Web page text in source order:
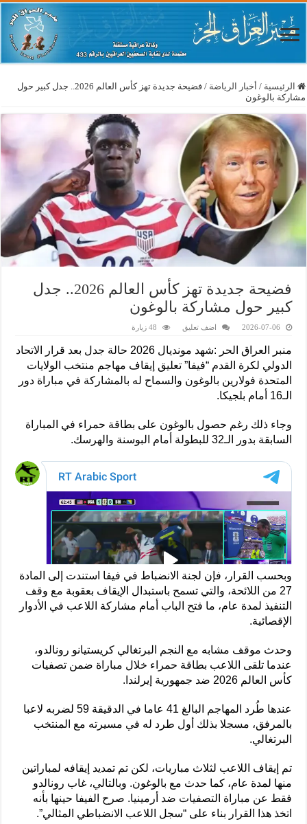
الرئيسية / أخبار الرياضة /
فضيحة جديدة تهز كأس العالم 2026.. جدل كبير حول
مشاركة بالوغون
فضيحة جديدة تهز كأس العالم 2026.. جدل
كبير حول مشاركة بالوغون
2026-07-06 اضف تعليق 48 زيارة
منبر العراق الحر :شهد مونديال 2026 حالة جدل بعد قرار الاتحاد
الدولي لكرة القدم “فيفا” تعليق إيقاف مهاجم منتخب الولايات
المتحدة فولارين بالوغون والسماح له بالمشاركة في مباراة دور
الـ16 أمام بلجيكا.
وجاء ذلك رغم حصول بالوغون على بطاقة حمراء في المباراة
السابقة بدور الـ32 للبطولة أمام البوسنة والهرسك.
وبحسب القرار، فإن لجنة الانضباط في فيفا استندت إلى المادة
27 من اللائحة، والتي تسمح باستبدال الإيقاف بعقوبة مع وقف
التنفيذ لمدة عام، ما فتح الباب أمام مشاركة اللاعب في الأدوار
الإقصائية.
وحدث موقف مشابه مع النجم البرتغالي كريستيانو رونالدو،
عندما تلقى اللاعب بطاقة حمراء خلال مباراة ضمن تصفيات
كأس العالم 2026 ضد جمهورية إيرلندا.
عندها طُرد المهاجم البالغ 41 عاما في الدقيقة 59 لضربه لاعبا
بالمرفق، مسجلا بذلك أول طرد له في مسيرته مع المنتخب
البرتغالي.
تم إيقاف اللاعب لثلاث مباريات، لكن تم تمديد إيقافه لمباراتين
منها لمدة عام، كما حدث مع بالوغون. وبالتالي، غاب رونالدو
فقط عن مباراة التصفيات ضد أرمينيا. صرح الفيفا حينها بأنه
اتخذ هذا القرار بناء على “سجل اللاعب الانضباطي المثالي”.